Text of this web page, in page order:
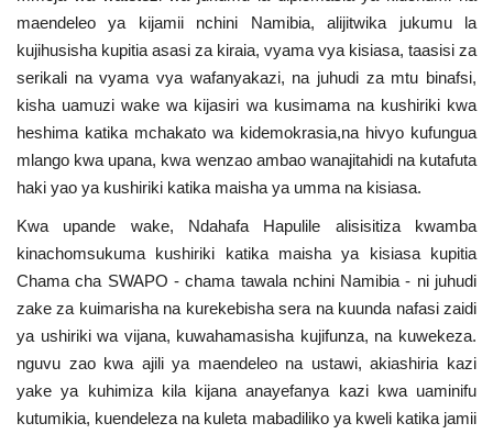
Nyaraka na Marejeleo
Waanzilishi
Raia wa ulimwengu mzima
Nyaraka
Nafasi
Washiriki
Video
Maonyesho
maendeleo ya kijamii nchini Namibia, alijitwika jukumu la
kujihusisha kupitia asasi za kiraia, vyama vya kisiasa, taasisi za
serikali na vyama vya wafanyakazi, na juhudi za mtu binafsi,
kisha uamuzi wake wa kijasiri wa kusimama na kushiriki kwa
heshima katika mchakato wa kidemokrasia,na hivyo kufungua
mlango kwa upana, kwa wenzao ambao wanajitahidi na kutafuta
haki yao ya kushiriki katika maisha ya umma na kisiasa.
Kwa upande wake, Ndahafa Hapulile alisisitiza kwamba
kinachomsukuma kushiriki katika maisha ya kisiasa kupitia
Chama cha SWAPO - chama tawala nchini Namibia - ni juhudi
zake za kuimarisha na kurekebisha sera na kuunda nafasi zaidi
ya ushiriki wa vijana, kuwahamasisha kujifunza, na kuwekeza.
nguvu zao kwa ajili ya maendeleo na ustawi, akiashiria kazi
yake ya kuhimiza kila kijana anayefanya kazi kwa uaminifu
kutumikia, kuendeleza na kuleta mabadiliko ya kweli katika jamii